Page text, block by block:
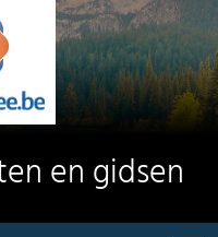
en gidsen